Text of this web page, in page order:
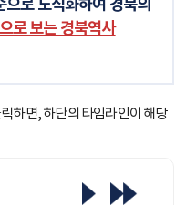
로 도식화하여 경북의
로 보는 경북역사
하면, 하단의 타임라인이 해당